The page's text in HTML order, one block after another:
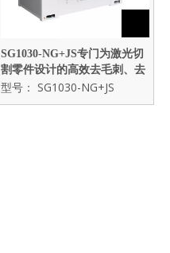
SG1030-NG+JS专门为激光切
割零件设计的高效去毛刺、去
割渣、金属砂光加工设备
型号： SG1030-NG+JS